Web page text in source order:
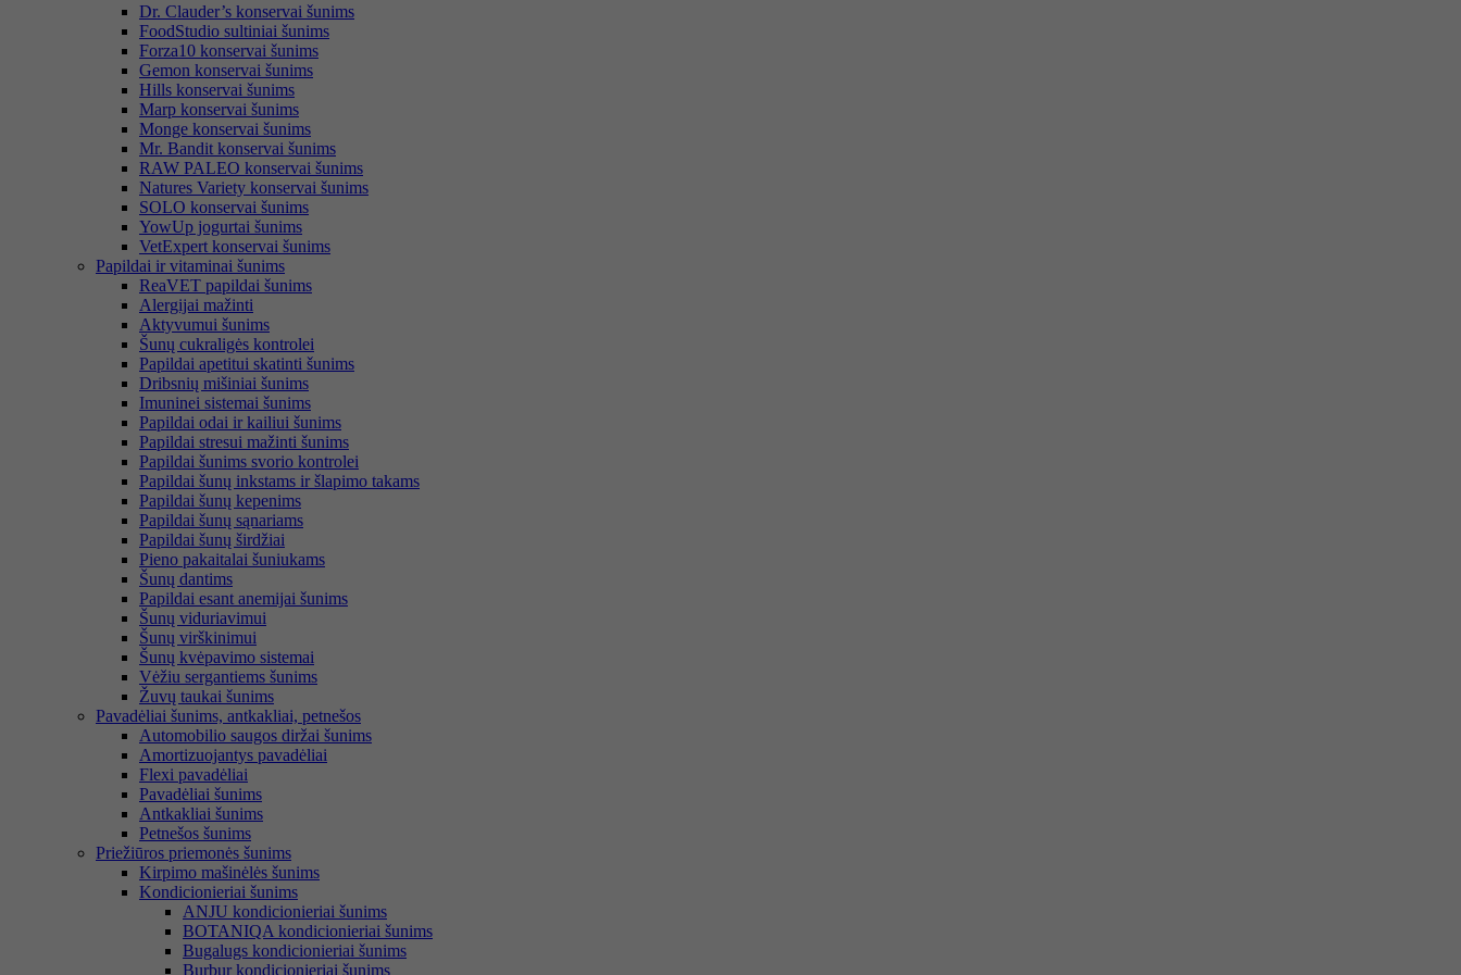
Dr. Clauder’s konservai šunims
FoodStudio sultiniai šunims
Forza10 konservai šunims
Gemon konservai šunims
Hills konservai šunims
Marp konservai šunims
Monge konservai šunims
Mr. Bandit konservai šunims
RAW PALEO konservai šunims
Natures Variety konservai šunims
SOLO konservai šunims
YowUp jogurtai šunims
VetExpert konservai šunims
Papildai ir vitaminai šunims
ReaVET papildai šunims
Alergijai mažinti
Aktyvumui šunims
Šunų cukraligės kontrolei
Papildai apetitui skatinti šunims
Dribsnių mišiniai šunims
Imuninei sistemai šunims
Papildai odai ir kailiui šunims
Papildai stresui mažinti šunims
Papildai šunims svorio kontrolei
Papildai šunų inkstams ir šlapimo takams
Papildai šunų kepenims
Papildai šunų sąnariams
Papildai šunų širdžiai
Pieno pakaitalai šuniukams
Šunų dantims
Papildai esant anemijai šunims
Šunų viduriavimui
Šunų virškinimui
Šunų kvėpavimo sistemai
Vėžiu sergantiems šunims
Žuvų taukai šunims
Pavadėliai šunims, antkakliai, petnešos
Automobilio saugos diržai šunims
Amortizuojantys pavadėliai
Flexi pavadėliai
Pavadėliai šunims
Antkakliai šunims
Petnešos šunims
Priežiūros priemonės šunims
Kirpimo mašinėlės šunims
Kondicionieriai šunims
ANJU kondicionieriai šunims
BOTANIQA kondicionieriai šunims
Bugalugs kondicionieriai šunims
Burbur kondicionieriai šunims